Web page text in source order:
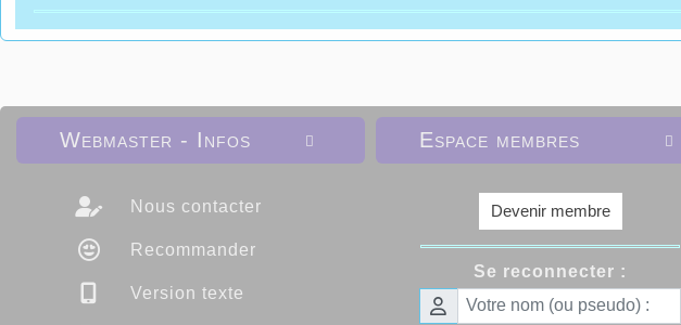

Webmaster - Infos
Nous contacter
Recommander
Version texte

Espace membres
Devenir membre
Se reconnecter :